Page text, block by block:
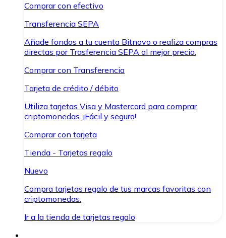
Comprar con efectivo
Transferencia SEPA
Añade fondos a tu cuenta Bitnovo o realiza compras
directas por Trasferencia SEPA al mejor precio.
Comprar con Transferencia
Tarjeta de crédito / débito
Utiliza tarjetas Visa y Mastercard para comprar
criptomonedas. ¡Fácil y seguro!
Comprar con tarjeta
Tienda - Tarjetas regalo
Nuevo
Compra tarjetas regalo de tus marcas favoritas con
criptomonedas.
Ir a la tienda de tarjetas regalo